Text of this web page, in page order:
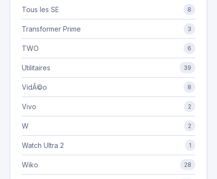
Tous les SE 8
Transformer Prime 3
TWO 6
Utilitaires 39
VidÃ©o 8
Vivo 2
W 2
Watch Ultra 2 1
Wiko 28